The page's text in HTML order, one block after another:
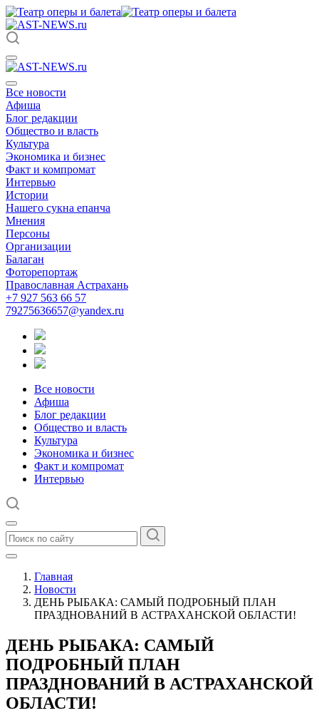
Все новости
Афиша
Блог редакции
Общество и власть
Культура
Экономика и бизнес
Факт и компромат
Интервью
Истории
Нашего сукна епанча
Мнения
Персоны
Организации
Балаган
Фоторепортаж
Православная Астрахань
+7 927 563 66 57
79275636657@yandex.ru
Все новости
Афиша
Блог редакции
Общество и власть
Культура
Экономика и бизнес
Факт и компромат
Интервью
Главная
Новости
ДЕНЬ РЫБАКА: САМЫЙ ПОДРОБНЫЙ ПЛАН
ПРАЗДНОВАНИЙ В АСТРАХАНСКОЙ ОБЛАСТИ!
ДЕНЬ РЫБАКА: САМЫЙ
ПОДРОБНЫЙ ПЛАН
ПРАЗДНОВАНИЙ В АСТРАХАНСКОЙ
ОБЛАСТИ!